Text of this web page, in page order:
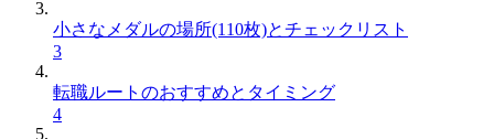
小さなメダルの場所(110枚)とチェックリスト
3
転職ルートのおすすめとタイミング
4